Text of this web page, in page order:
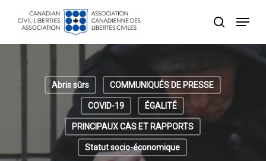
recherche
Menu
Abris sûrs COMMUNIQUÉS DE PRESSE
COVID-19 ÉGALITÉ
PRINCIPAUX CAS ET RAPPORTS
Statut socio-économique